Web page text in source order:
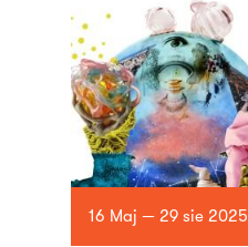
16 Maj — 29 sie 2025